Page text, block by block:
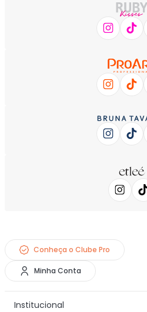
Conheça o Clube Pro
Minha Conta
Institucional